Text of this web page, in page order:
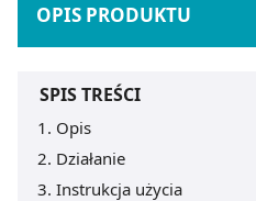
OPIS PRODUKTU
SPIS TREŚCI
Opis
Działanie
Instrukcja użycia